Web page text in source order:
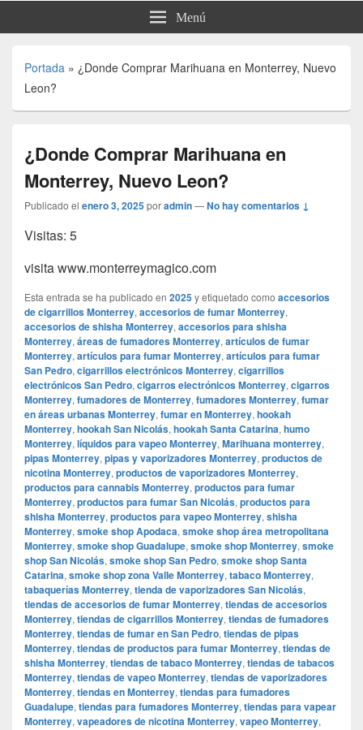
Menú
Portada » ¿Donde Comprar Marihuana en Monterrey, Nuevo
Leon?
¿Donde Comprar Marihuana en
Monterrey, Nuevo Leon?
Publicado el enero 3, 2025poradmin—No hay comentarios ↓
Visitas: 5
visita www.monterreymagico.com
Esta entrada se ha publicado en 2025y etiquetado como accesorios
de cigarrillos Monterrey, accesorios de fumar Monterrey,
accesorios de shisha Monterrey, accesorios para shisha
Monterrey, áreas de fumadores Monterrey, artículos de fumar
Monterrey, artículos para fumar Monterrey, artículos para fumar
San Pedro, cigarrillos electrónicos Monterrey, cigarrillos
electrónicos San Pedro, cigarros electrónicos Monterrey, cigarros
Monterrey, fumadores de Monterrey, fumadores Monterrey, fumar
en áreas urbanas Monterrey, fumar en Monterrey, hookah
Monterrey, hookah San Nicolás, hookah Santa Catarina, humo
Monterrey, líquidos para vapeo Monterrey, Marihuana monterrey,
pipas Monterrey, pipas y vaporizadores Monterrey, productos de
nicotina Monterrey, productos de vaporizadores Monterrey,
productos para cannabis Monterrey, productos para fumar
Monterrey, productos para fumar San Nicolás, productos para
shisha Monterrey, productos para vapeo Monterrey, shisha
Monterrey, smoke shop Apodaca, smoke shop área metropolitana
Monterrey, smoke shop Guadalupe, smoke shop Monterrey, smoke
shop San Nicolás, smoke shop San Pedro, smoke shop Santa
Catarina, smoke shop zona Valle Monterrey, tabaco Monterrey,
tabaquerías Monterrey, tienda de vaporizadores San Nicolás,
tiendas de accesorios de fumar Monterrey, tiendas de accesorios
Monterrey, tiendas de cigarrillos Monterrey, tiendas de fumadores
Monterrey, tiendas de fumar en San Pedro, tiendas de pipas
Monterrey, tiendas de productos para fumar Monterrey, tiendas de
shisha Monterrey, tiendas de tabaco Monterrey, tiendas de tabacos
Monterrey, tiendas de vapeo Monterrey, tiendas de vaporizadores
Monterrey, tiendas en Monterrey, tiendas para fumadores
Guadalupe, tiendas para fumadores Monterrey, tiendas para vapear
Monterrey, vapeadores de nicotina Monterrey, vapeo Monterrey,